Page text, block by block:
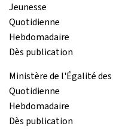
Jeunesse
Quotidienne
Hebdomadaire
Dès publication
Ministère de l'Égalité
Quotidienne
Hebdomadaire
Dès publication